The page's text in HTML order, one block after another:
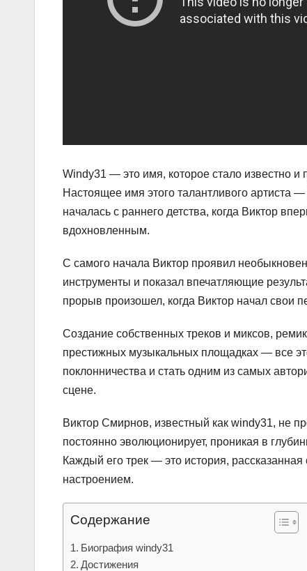
Windy31 — это имя, которое стало известно
Настоящее имя этого талантливого артиста
началась с раннего детства, когда Виктор
вдохновленным.
С самого начала Виктор проявил
инструменты и показал впечатляющие
прорыв произошел, когда Виктор начал свои
Создание собственных треков и миксов,
престижных музыкальных площадках — все
поклонничества и стать одним из самых
сцене.
Виктор Смирнов, известный как windy31, не
постоянно эволюционирует, проникая в
Каждый его трек — это история,
настроением.
Содержание
Биография windy31
Достижения